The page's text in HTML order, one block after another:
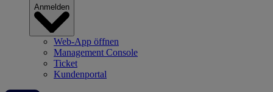
Anmelden
Web-App öffnen
Management Console
Ticket
Kundenportal